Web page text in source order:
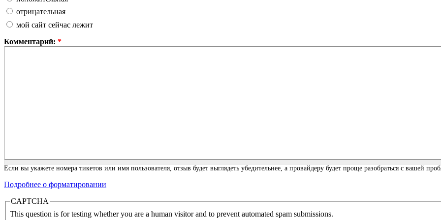
отрицательная
мой сайт сейчас лежит
Комментарий: *
Если вы укажете номера тикетов или имя пользователя, отзыв будет выглядеть убедительнее, а провайдеру будет проще разобраться с вашей
Подробнее о форматировании
CAPTCHA
This question is for testing whether you are a human visitor and to prevent automated spam submissions.